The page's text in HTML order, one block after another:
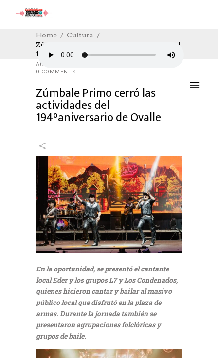
Home
Cultura
Zúmbale Primo Cerró Las Actividades Del
194°aniversario De Ovalle
CULTURA,CULTURE
28/04/2025
AUTHOR: HECTOR
0 COMMENTS
Zúmbale Primo cerró las
actividades del
194°aniversario de Ovalle
En la oportunidad, se presentó el cantante
local Eder y los grupos L7 y Los Condenados,
quienes hicieron cantar y bailar al masivo
público local que disfrutó en la plaza de
armas. Durante la jornada también se
presentaron agrupaciones folclóricas y
grupos de baile.